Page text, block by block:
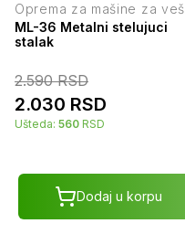
Oprema za mašine za veš
ML-36 Metalni stelujuci
stalak
2.590RSD
2.030 RSD
Ušteda: 560 RSD
Dodaj u korpu